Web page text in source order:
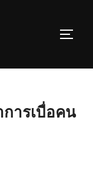
ารเบื่อคน